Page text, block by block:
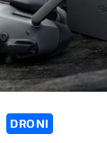
DRONI